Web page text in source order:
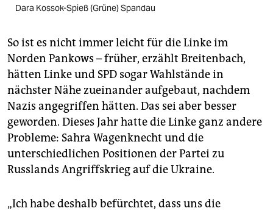
Dara Kossok-Spieß (Grüne) Spandau
So ist es nicht immer leicht für die Linke im
Norden Pankows – früher, erzählt Breitenbach,
hätten Linke und SPD sogar Wahlstände in
nächster Nähe zueinander aufgebaut, nachdem
Nazis angegriffen hätten. Das sei aber besser
geworden. Dieses Jahr hatte die Linke ganz andere
Probleme: Sahra Wagenknecht und die
unterschiedlichen Positionen der Partei zu
Russlands Angriffskrieg auf die Ukraine.
„Ich habe deshalb befürchtet, dass uns die